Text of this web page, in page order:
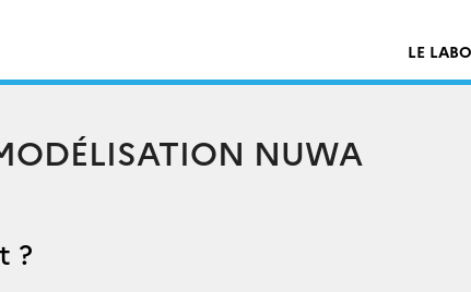
LE LABO
NUWA
?